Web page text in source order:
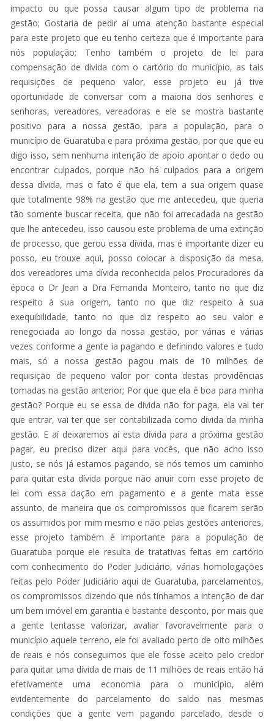
impacto ou que possa causar algum tipo de problema na
gestão; Gostaria de pedir aí uma atenção bastante especial
para este projeto que eu tenho certeza que é importante para
nós população; Tenho também o projeto de lei para
compensação de dívida com o cartório do município, as tais
requisições de pequeno valor, esse projeto eu já tive
oportunidade de conversar com a maioria dos senhores e
senhoras, vereadores, vereadoras e ele se mostra bastante
positivo para a nossa gestão, para a população, para o
município de Guaratuba e para próxima gestão, por que que eu
digo isso, sem nenhuma intenção de apoio apontar o dedo ou
encontrar culpados, porque não há culpados para a origem
dessa dívida, mas o fato é que ela, tem a sua origem quase
que totalmente 98% na gestão que me antecedeu, que queria
tão somente buscar receita, que não foi arrecadada na gestão
que lhe antecedeu, isso causou este problema de uma extinção
de processo, que gerou essa dívida, mas é importante dizer eu
posso, eu trouxe aqui, posso colocar a disposição da mesa,
dos vereadores uma dívida reconhecida pelos Procuradores da
época o Dr Jean a Dra Fernanda Monteiro, tanto no que diz
respeito à sua origem, tanto no que diz respeito à sua
exequibilidade, tanto no que diz respeito ao seu valor e
renegociada ao longo da nossa gestão, por várias e várias
vezes conforme a gente ia pagando e definindo valores e tudo
mais, só a nossa gestão pagou mais de 10 milhões de
requisição de pequeno valor por conta destas providências
tomadas na gestão anterior; Por que que ela é boa para minha
gestão? Porque eu se essa de dívida não for paga, ela vai ter
que entrar, vai ter que ser contabilizada como dívida da minha
gestão. E aí deixaremos aí esta dívida para a próxima gestão
pagar, eu preciso dizer aqui para vocês, que não acho isso
justo, se nós já estamos pagando, se nós temos um caminho
para quitar esta dívida porque não anuir com esse projeto de
lei com essa dação em pagamento e a gente mata esse
assunto, de maneira que os compromissos que ficarem serão
os assumidos por mim mesmo e não pelas gestões anteriores,
esse projeto também é importante para a população de
Guaratuba porque ele resulta de tratativas feitas em cartório
com conhecimento do Poder Judiciário, várias homologações
feitas pelo Poder Judiciário aqui de Guaratuba, parcelamentos,
os compromissos dizendo que nós tínhamos a intenção de dar
um bem imóvel em garantia e bastante desconto, por mais que
a gente tentasse valorizar, avaliar favoravelmente para o
município aquele terreno, ele foi avaliado perto de oito milhões
de reais e nós conseguimos que ele fosse aceito pelo credor
para quitar uma dívida de mais de 11 milhões de reais então há
efetivamente uma economia para o município, além
evidentemente do parcelamento do saldo nas mesmas
condições que a gente vem pagando parcelado, desde o